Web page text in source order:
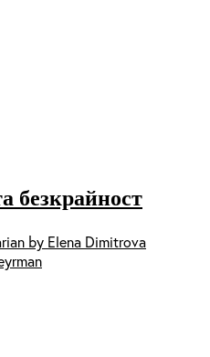
безкрайност
by Elena Dimitrova